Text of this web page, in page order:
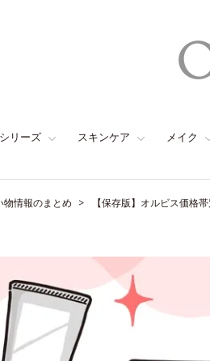
リーズ スキンケア メイク
物情報のまとめ 【保存版】オルビス価格